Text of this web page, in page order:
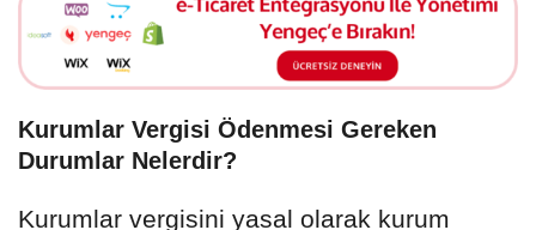
Kurumlar Vergisi Ödenmesi Gereken
Durumlar Nelerdir?
Kurumlar vergisini yasal olarak kurum